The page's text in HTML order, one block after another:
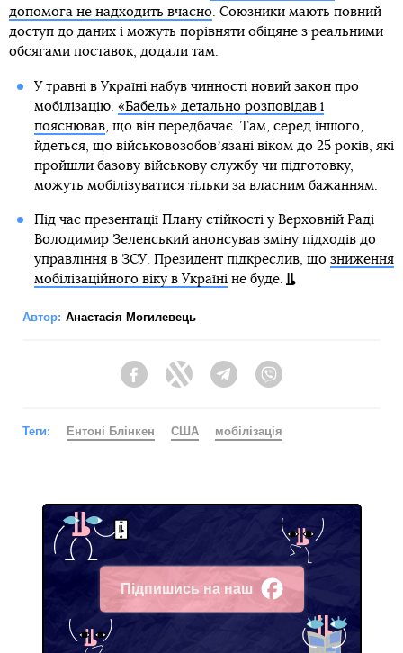
допомога не надходить вчасно. Союзники мають повний
доступ до даних і можуть порівняти обіцяне з реальними
обсягами поставок, додали там.
У травні в Україні набув чинності новий закон про
мобілізацію. «Бабель» детально розповідав і
пояснював, що він передбачає. Там, серед іншого,
йдеться, що військовозобовʼязані віком до 25 років, які
пройшли базову військову службу чи підготовку,
можуть мобілізуватися тільки за власним бажанням.
Під час презентації Плану стійкості у Верховній Раді
Володимир Зеленський анонсував зміну підходів до
управління в ЗСУ. Президент підкреслив, що зниження
мобілізаційного віку в Україніне буде.
Автор: Анастасія Могилевець
FacebookTwitter Telegram
Теги: Ентоні Блінкен США мобілізація
Підпишись на наш
Facebook